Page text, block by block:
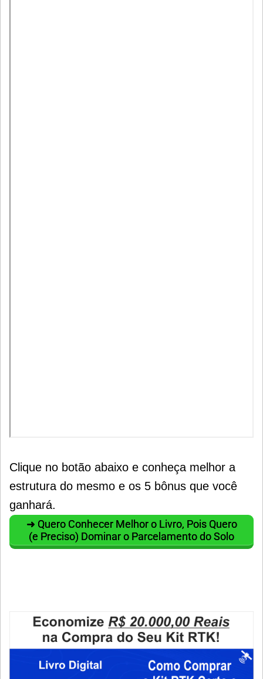
Clique no botão abaixo e conheça melhor a
estrutura do mesmo e os 5 bônus que você
ganhará.
➜ Quero Conhecer Melhor o Livro, Pois Quero
(e Preciso) Dominar o Parcelamento do Solo